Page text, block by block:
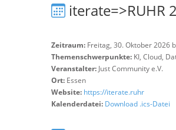
iterate=>RUHR
Zeitraum: Freitag, 30. Oktober 2026
Themenschwerpunkte: KI, Cloud,
Veranstalter: Just Community e.V.
Ort: Essen
Website: https://iterate.ruhr
Kalenderdatei: Download .ics-Datei